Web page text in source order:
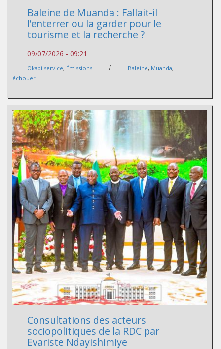
Baleine de Muanda : Fallait-il
l’enterrer ou la garder pour le
tourisme et la recherche ?
09/07/2026 - 09:21
Okapi service, Émissions / Baleine, Muanda,
échouer
Consultations des acteurs
sociopolitiques de la RDC par
Evariste Ndayishimiye